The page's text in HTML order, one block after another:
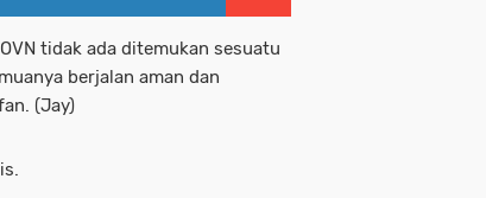
tidak ada ditemukan sesuatu
berjalan aman dan
(Jay)